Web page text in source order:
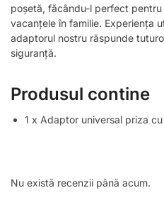
poșetă, făcându-l perfect
vacanțele în familie. Experiența
adaptorul nostru răspunde
siguranță.
Produsul contine
1 x Adaptor universal priza
Nu există recenzii până acum.